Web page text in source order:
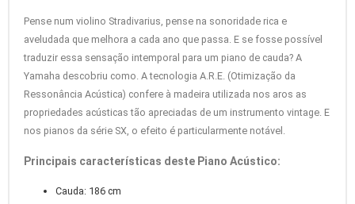
Pense num violino Stradivarius, pense na sonoridade rica e
aveludada que melhora a cada ano que passa. E se fosse possível
traduzir essa sensação intemporal para um piano de cauda? A
Yamaha descobriu como. A tecnologia A.R.E. (Otimização da
Ressonância Acústica) confere à madeira utilizada nos aros as
propriedades acústicas tão apreciadas de um instrumento vintage. E
nos pianos da série SX, o efeito é particularmente notável.
Principais características deste Piano Acústico:
Cauda: 186 cm